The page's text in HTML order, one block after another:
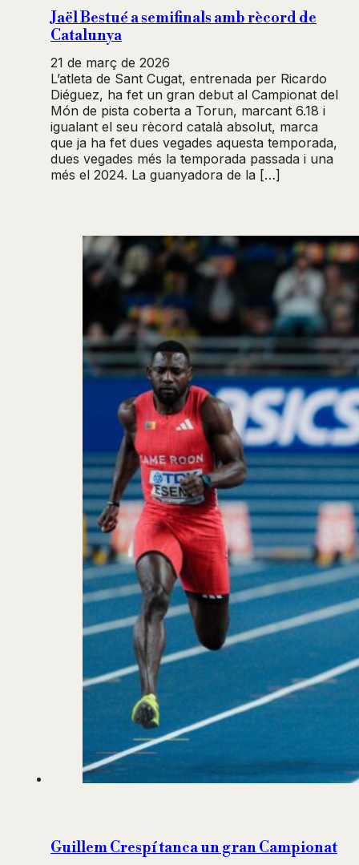
Jaël Bestué a semifinals amb rècord de
Catalunya
21 de març de 2026
L’atleta de Sant Cugat, entrenada per Ricardo
Diéguez, ha fet un gran debut al Campionat del
Món de pista coberta a Torun, marcant 6.18 i
igualant el seu rècord català absolut, marca
que ja ha fet dues vegades aquesta temporada,
dues vegades més la temporada passada i una
més el 2024. La guanyadora de la […]
Guillem Crespí tanca un gran Campionat